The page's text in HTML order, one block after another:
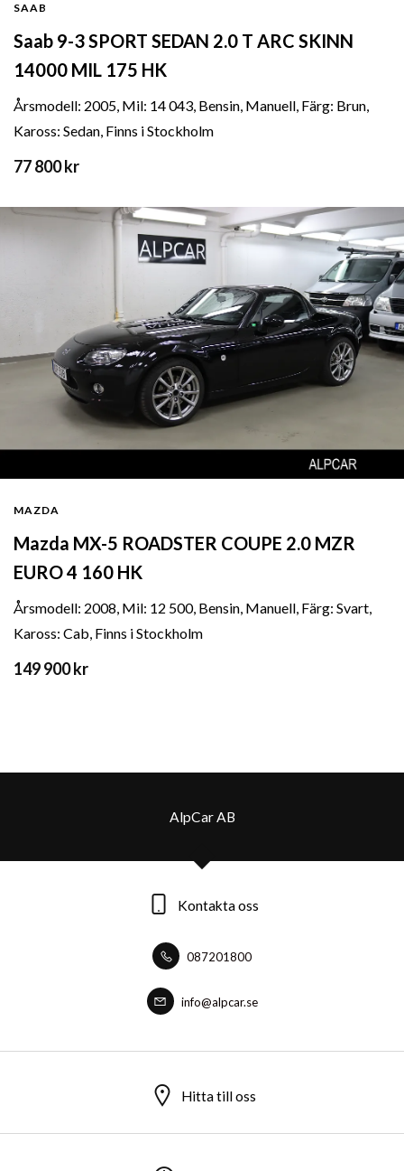
SAAB
Saab 9-3 SPORT SEDAN 2.0 T ARC SKINN
14000 MIL 175 HK
Årsmodell: 2005, Mil: 14 043, Bensin, Manuell, Färg: Brun,
Kaross: Sedan, Finns i Stockholm
77 800 kr
MAZDA
Mazda MX-5 ROADSTER COUPE 2.0 MZR
EURO 4 160 HK
Årsmodell: 2008, Mil: 12 500, Bensin, Manuell, Färg: Svart,
Kaross: Cab, Finns i Stockholm
149 900 kr
AlpCar AB
Kontakta oss
087201800
info@alpcar.se
Hitta till oss